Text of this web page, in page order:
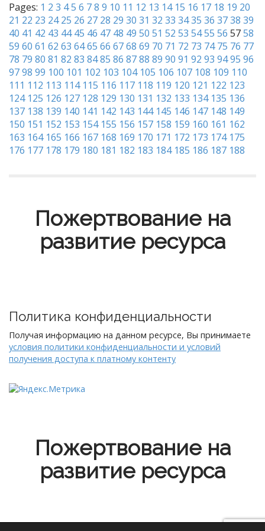
Pages: 1 2 3 45 6 78 9 10 11 12 13 14 15 16 17 18 19 20
21 22 23 24 25 26 27 28 29 30 31 32 33 3435 36 3738 39
40 41 42 43 44 45 46 47 48 49 50 51 52 53 5455 56 5758
59 60 61 62 63 6465 66 6768 69 70 71 72 73 74 75 76 77
78 79 80 81 82 83 8485 86 8788 89 90 91 92 93 9495 96
9798 99 100 101 102 103 104 105 106 107 108 109 110
111 112 113 114 115 116 117 118 119 120 121 122 123
124 125 126 127 128 129 130 131 132 133 134 135 136
137 138 139 140 141 142 143 144 145 146 147 148 149
150 151 152 153 154 155 156 157 158 159 160 161 162
163 164 165 166 167 168 169 170 171 172 173 174 175
176 177 178 179 180 181 182 183 184 185 186 187 188
Пожертвование на
развитие ресурса
Политика конфиденциальности
Получая информацию на данном ресурсе, Вы принимаете
условия политики конфиденциальности и условий
получения доступа к платному контенту
Пожертвование на
развитие ресурса